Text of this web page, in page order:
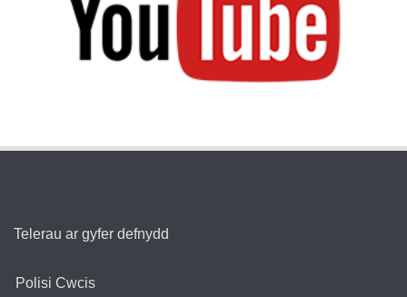
Telerau ar gyfer defnydd
Polisi Cwcis